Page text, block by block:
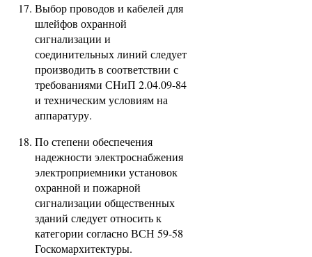
Выбор проводов и кабелей для
шлейфов охранной
сигнализации и
соединительных линий следует
производить в соответствии с
требованиями СНиП 2.04.09-84
и техническим условиям на
аппаратуру.
По степени обеспечения
надежности электроснабжения
электроприемники установок
охранной и пожарной
сигнализации общественных
зданий следует относить к
категории согласно ВСН 59-58
Госкомархитектуры.